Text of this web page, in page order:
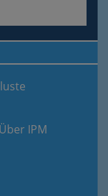
Über IPM